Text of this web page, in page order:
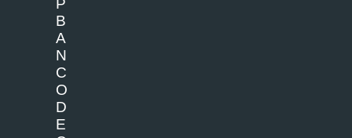
P
B
A
N
C
O
D
E